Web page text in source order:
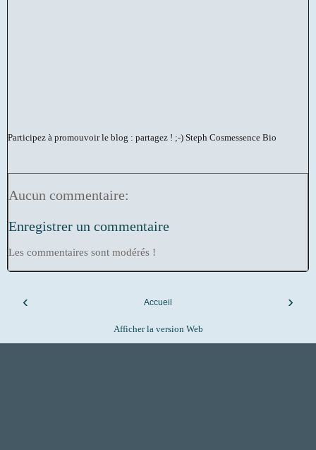
Participez à promouvoir le blog : partagez ! ;-) Steph Cosmessence Bio
Aucun commentaire:
Enregistrer un commentaire
Les commentaires sont modérés !
‹ ›
Accueil
Afficher la version Web